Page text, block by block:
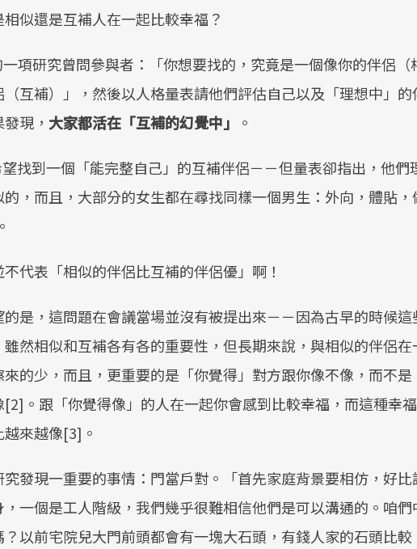
似還是互補人在一起比較幸福？
項研究曾問參與者：「你想要找的，究竟是一個像你的伴侶（
互補）」，然後以人格量表請他們評估自己以及「理想中」的
現， 大家都活在「互補的幻覺中」 。
找到一個「能完整自己」的互補伴侶－－但量表卻指出，他們
，而且，大部分的女生都在尋找同樣一個男生：外向，體貼，
代表「相似的伴侶比互補的伴侶優」啊！
是，這問題在會議當場並沒有被提出來－－因為古早的時候這
然相似和互補各有各的重要性，但長期來說，與相似的伴侶在
的少，而且，更重要的是「你覺得」對方跟你像不像，而不是
[2]。跟「你覺得像」的人在一起你會感到比較幸福，而這種幸
來越像[3]。
發現一重要的事情：門當戶對。「首先家庭背景要相仿，好比
一個是工人階級，我們幾乎很難相信他們是可以溝通的。咱們
以前宅院兒大門前頭都會有一塊大石頭，有錢人家的石頭比較
面對超高齡社會的浪潮，台灣正在快
邁向「健康照護」的新時代。隨著國
政策如「健康台灣推動委員會」與「
照3.0」的推進，「預防醫學」已成全
療院所的服務，更是民眾了解自身健
狀況、啟動健康管理的重要起點。
2025年，就到良醫生活祭體驗「一站
健康新生活」，從講座、體驗到運動
全面啟動你的健康革命！
良醫健康網從「換季的身體變化」出
發，透過醫學觀點與日常感受的對話
建立對亞健康的認知，進而引導實際
改善行動。